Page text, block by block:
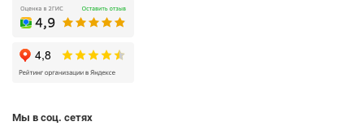
Мы в соц. сетях